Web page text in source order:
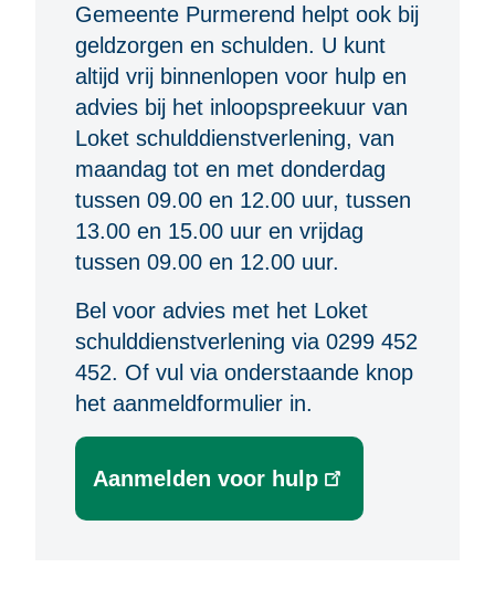
Gemeente Purmerend helpt ook bij
geldzorgen en schulden. U kunt
altijd vrij binnenlopen voor hulp en
advies bij het inloopspreekuur van
Loket schulddienstverlening, van
maandag tot en met donderdag
tussen 09.00 en 12.00 uur, tussen
13.00 en 15.00 uur en vrijdag
tussen 09.00 en 12.00 uur.
Bel voor advies met het Loket
schulddienstverlening via 0299 452
452. Of vul via onderstaande knop
het aanmeldformulier in.
Aanmelden voor hulp